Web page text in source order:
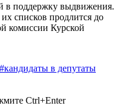
в поддержку выдвижения.
списков продлится до
комиссии Курской
#кандидаты в депутаты
Ctrl+Enter